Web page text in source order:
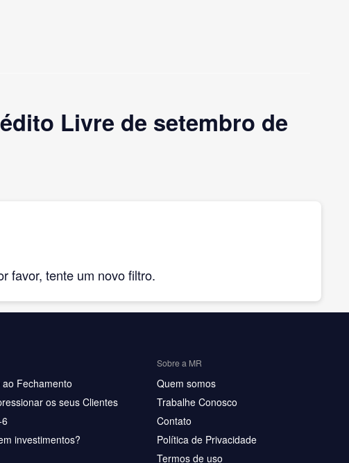
Livre de setembro de
favor, tente um novo filtro.
Fechamento
os seus Clientes
investimentos?
Sobre a MR
Quem somos
Trabalhe Conosco
Contato
Política de Privacidade
Termos de uso